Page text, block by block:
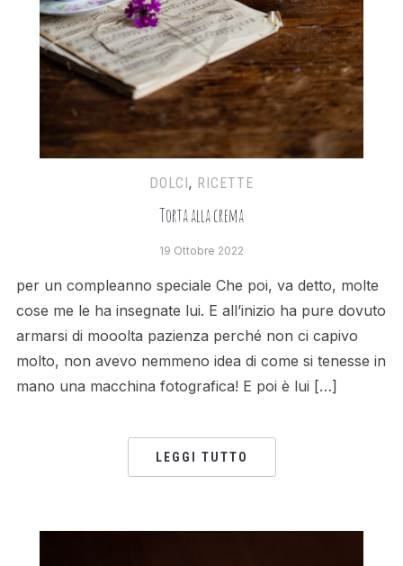
DOLCI, RICETTE
Torta alla crema
19 Ottobre 2022
per un compleanno speciale Che poi, va detto, molte
cose me le ha insegnate lui. E all’inizio ha pure dovuto
armarsi di mooolta pazienza perché non ci capivo
molto, non avevo nemmeno idea di come si tenesse in
mano una macchina fotografica! E poi è lui […]
LEGGI TUTTO